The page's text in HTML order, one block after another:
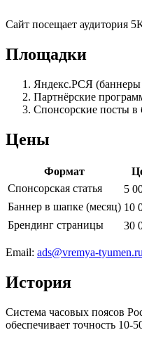
Сайт посещает аудитория
Площадки
Яндекс.РСЯ (баннеры
Партнёрские
Спонсорские посты в
Цены
Формат
Спонсорская статья
5
Баннер в шапке (месяц) 10
Брендинг страницы
30
Email: ads@vremya-tyumen.ru
История
Система часовых поясов
обеспечивает точность 10-